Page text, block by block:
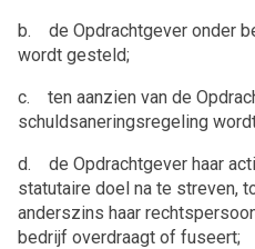
b. de Opdrachtgever onder
wordt gesteld;
c. ten aanzien van de
schuldsaneringsregeling
d. de Opdrachtgever haar
statutaire doel na te streven,
anderszins haar
bedrijf overdraagt of fuseert;